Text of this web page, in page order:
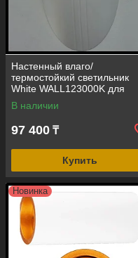
Настенный влаго/
термостойкий светильник
White WALL123000K для
паровой комнаты (LED, 24В,
мощность = 12 Вт, 3000K,
В наличии
97 400 ₸
Купить
Новинка